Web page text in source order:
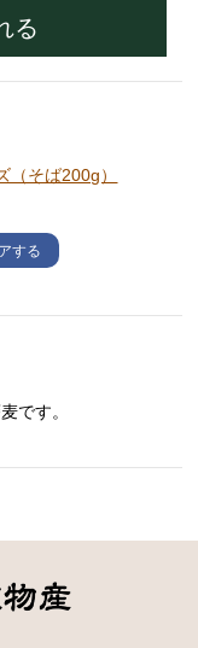
る
（そば200g）
する
です。